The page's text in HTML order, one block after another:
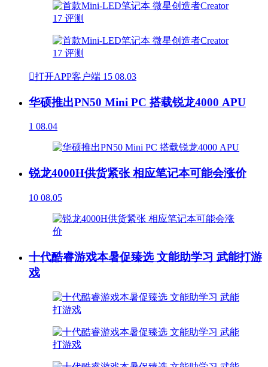
打开APP客户端 15 08.03
华硕推出PN50 Mini PC 搭载锐龙4000 APU
1 08.04
锐龙4000H供货紧张 相应笔记本可能会涨价
10 08.05
十代酷睿游戏本暑促臻选 文能助学习 武能打游
戏